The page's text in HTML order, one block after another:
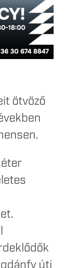
ötvöző